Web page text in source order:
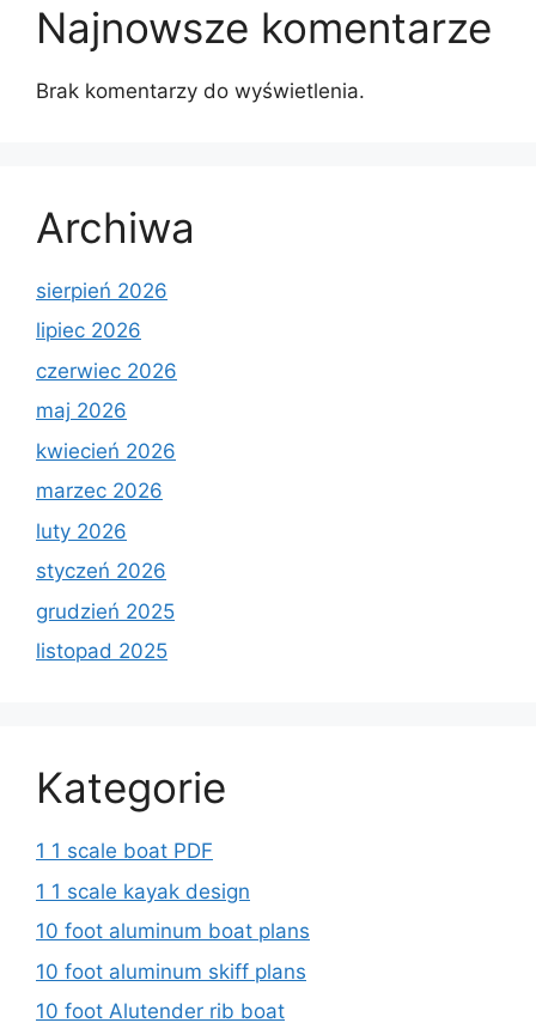
Najnowsze komentarze
Brak komentarzy do wyświetlenia.
Archiwa
sierpień 2026
lipiec 2026
czerwiec 2026
maj 2026
kwiecień 2026
marzec 2026
luty 2026
styczeń 2026
grudzień 2025
listopad 2025
Kategorie
1 1 scale boat PDF
1 1 scale kayak design
10 foot aluminum boat plans
10 foot aluminum skiff plans
10 foot Alutender rib boat